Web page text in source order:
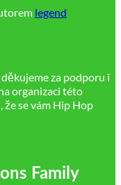
legend
za podporu i
organizaci této
že se vám Hip Hop
Family